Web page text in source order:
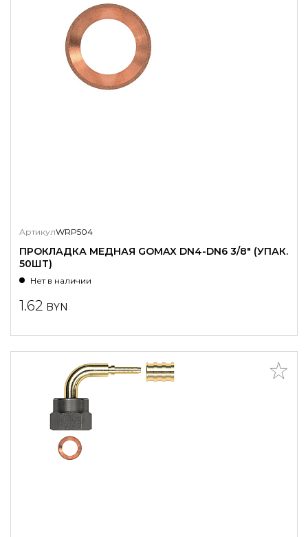
АртикулWRP504
ПРОКЛАДКА МЕДНАЯ GOMAX DN4-DN6 3/8" (УПАК.
50ШТ)
Нет в наличии
1.62 BYN